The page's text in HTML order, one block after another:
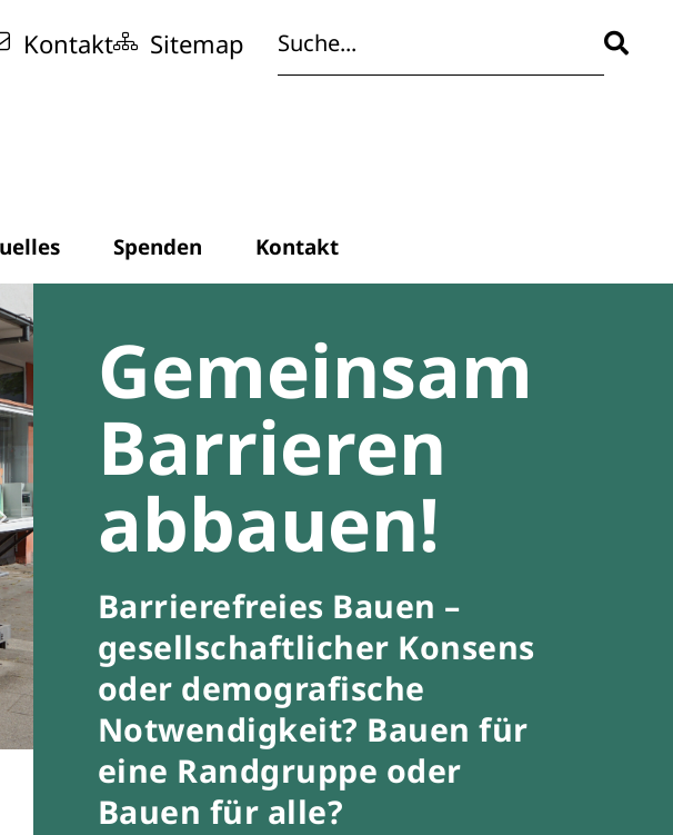
Kontakt Sitemap
Spenden Kontakt
Gemeinsam
Barrieren
abbauen!
Barrierefreies Bauen –
gesellschaftlicher Konsens
oder demografische
Notwendigkeit? Bauen für
eine Randgruppe oder
Bauen für alle?